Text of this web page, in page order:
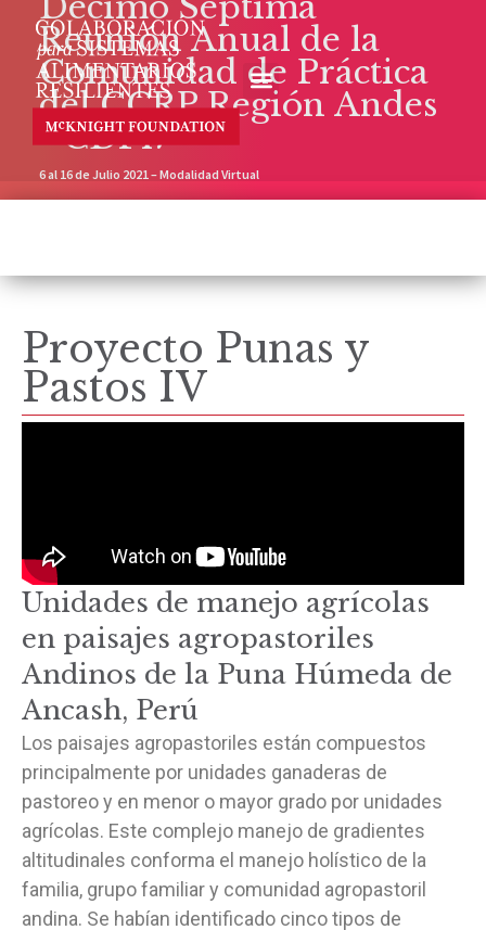
Reunión Anual de la
Comunidad de Práctica
del CCRP Región Andes
- CDP17
6 al 16 de Julio 2021 – Modalidad Virtual
Proyecto Punas y
Pastos IV
Unidades de manejo agrícolas
en paisajes agropastoriles
Andinos de la Puna Húmeda de
Ancash, Perú
Los paisajes agropastoriles están compuestos
principalmente por unidades ganaderas de
pastoreo y en menor o mayor grado por unidades
agrícolas. Este complejo manejo de gradientes
altitudinales conforma el manejo holístico de la
familia, grupo familiar y comunidad agropastoril
andina. Se habían identificado cinco tipos de